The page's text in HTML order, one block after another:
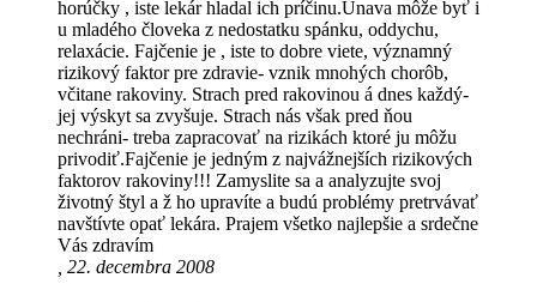
horúčky , iste lekár hladal ich príčinu.Únava môže byť i
u mladého človeka z nedostatku spánku, oddychu,
relaxácie. Fajčenie je , iste to dobre viete, významný
rizikový faktor pre zdravie- vznik mnohých chorôb,
včitane rakoviny. Strach pred rakovinou á dnes každý-
jej výskyt sa zvyšuje. Strach nás však pred ňou
nechráni- treba zapracovať na rizikách ktoré ju môžu
privodiť.Fajčenie je jedným z najvážnejších rizikových
faktorov rakoviny!!! Zamyslite sa a analyzujte svoj
životný štyl a ž ho upravíte a budú problémy pretrvávať
navštívte opať lekára. Prajem všetko najlepšie a srdečne
Vás zdravím
, 22. decembra 2008